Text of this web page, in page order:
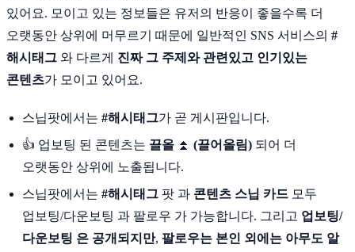
있어요. 모이고 있는 정보들은 유저의 반응이 좋을수록 더
오랫동안 상위에 머무르기 때문에 일반적인 SNS 서비스의 #
해시태그 와 다르게 진짜 그 주제와 관련있고 인기있는
콘텐츠가 모이고 있어요.
스닙팟에서는 #해시태그가 곧 게시판입니다.
👍 업보팅 된 콘텐츠는 끌올 ⏫ (끌어올림) 되어 더
오랫동안 상위에 노출됩니다.
스닙팟에서는 #해시태그 팟 과 콘텐츠 스닙 카드 모두
업보팅/다운보팅 과 팔로우 가 가능합니다. 그리고 업보팅/
다운보팅 은 공개되지만, 팔로우는 본인 외에는 아무도 알